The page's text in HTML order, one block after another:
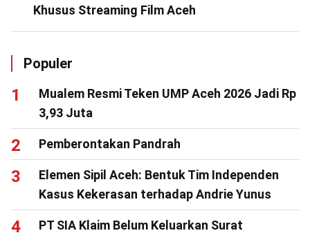
Khusus Streaming Film Aceh
Populer
Mualem Resmi Teken UMP Aceh 2026 Jadi Rp
3,93 Juta
Pemberontakan Pandrah
Elemen Sipil Aceh: Bentuk Tim Independen
Kasus Kekerasan terhadap Andrie Yunus
PT SIA Klaim Belum Keluarkan Surat